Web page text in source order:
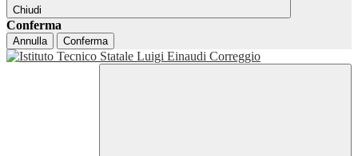
Chiudi
Conferma
Annulla Conferma